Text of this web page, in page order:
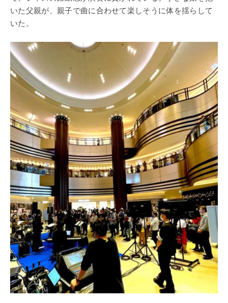
いた父親が、親子で曲に合わせて楽しそうに体を揺らして
いた。